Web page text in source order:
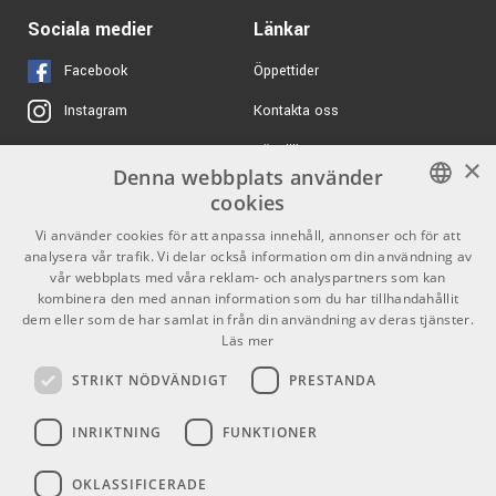
Sociala medier
Facebook
Instagram
X
Youtube
TikTok
Länkar
Öppettider
Kontakta oss
Köpvillkor
Butiken
Varumärken
GDPR & Cookies
Kontakt
Info
Mån-Fre: 10.00-18.00
SWEDISH
ENGLISH
×
Denna webbplats använder
cookies
Vi använder cookies för att anpassa innehåll, annonser och för att
analysera vår trafik. Vi delar också information om din användning av
vår webbplats med våra reklam- och analyspartners som kan
kombinera den med annan information som du har tillhandahållit
dem eller som de har samlat in från din användning av deras tjänster.
Läs mer
STRIKT NÖDVÄNDIGT PRESTANDA
INRIKTNING FUNKTIONER
OKLASSIFICERADE